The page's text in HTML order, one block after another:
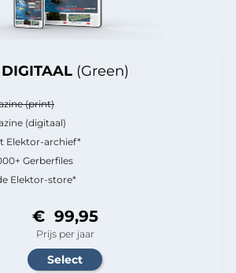
DIGITAAL (Green)
(print)
(digitaal)
Elektor-archief*
Gerberfiles
Elektor-store*
€ 99,95
Prijs per jaar